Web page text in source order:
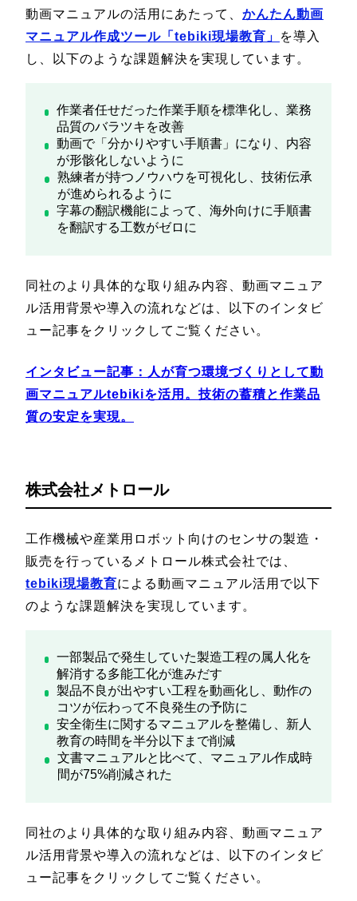
動画マニュアルの活用にあたって、 かんたん動画
マニュアル作成ツール「tebiki現場教育」
を導入
し、以下のような課題解決を実現しています。
作業者任せだった作業手順を標準化し、業務
品質のバラツキを改善
動画で「分かりやすい手順書」になり、内容
が形骸化しないように
熟練者が持つノウハウを可視化し、技術伝承
が進められるように
字幕の翻訳機能によって、海外向けに手順書
を翻訳する工数がゼロに
同社のより具体的な取り組み内容、動画マニュア
ル活用背景や導入の流れなどは、以下のインタビ
ュー記事をクリックしてご覧ください。
インタビュー記事： 人が育つ環境づくりとして動
画マニュアルtebikiを活用。技術の蓄積と作業品
質の安定を実現。
株式会社メトロール
工作機械や産業用ロボット向けのセンサの製造・
販売を行っているメトロール株式会社では、
tebiki現場教育による動画マニュアル活用で以下
のような課題解決を実現しています。
一部製品で発生していた製造工程の属人化を
解消する多能工化が進みだす
製品不良が出やすい工程を動画化し、動作の
コツが伝わって不良発生の予防に
安全衛生に関するマニュアルを整備し、新人
教育の時間を半分以下まで削減
文書マニュアルと比べて、マニュアル作成時
間が75%削減された
同社のより具体的な取り組み内容、動画マニュア
ル活用背景や導入の流れなどは、以下のインタビ
ュー記事をクリックしてご覧ください。